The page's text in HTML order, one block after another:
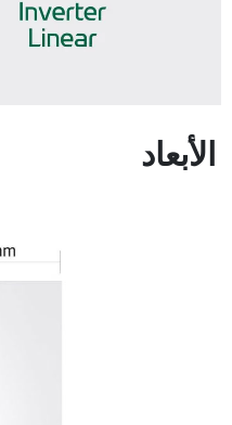
الأبعاد